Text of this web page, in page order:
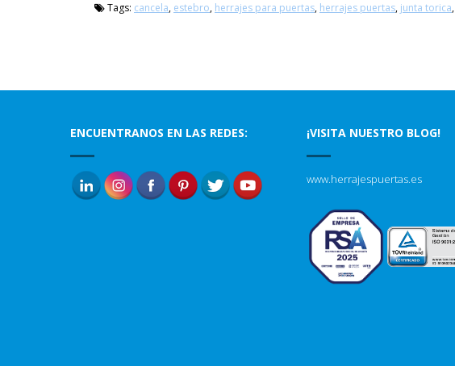
Tags: cancela, estebro, herrajes para puertas, herrajes puertas, junta torica,
ENCUENTRANOS EN LAS REDES: ¡VISITA NUESTRO BLOG!
www.herrajespuertas.es